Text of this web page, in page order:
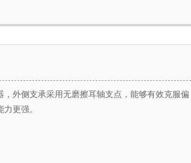
外侧支承采用无磨擦耳轴支点，能够有效克服偏
更强。